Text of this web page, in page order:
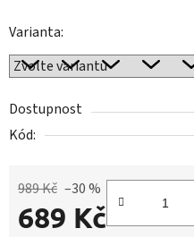
Varianta:
Dostupnost
Kód:
989 Kč –30 %
689 Kč